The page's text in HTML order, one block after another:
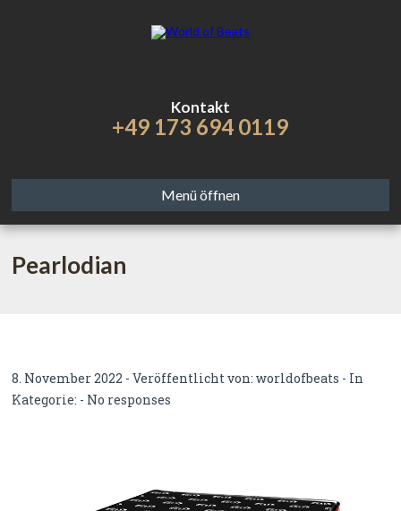
Kontakt
+49 173 694 0119
Menü öffnen
Pearlodian
8. November 2022 - Veröffentlicht von:worldofbeats - In
Kategorie: - No responses